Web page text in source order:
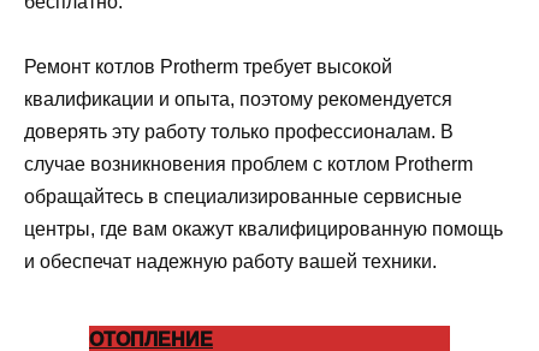
Ремонт котлов Protherm требует высокой
квалификации и опыта, поэтому рекомендуется
доверять эту работу только профессионалам. В
случае возникновения проблем с котлом Protherm
обращайтесь в специализированные сервисные
центры, где вам окажут квалифицированную помощь
и обеспечат надежную работу вашей техники.
ОТОПЛЕНИЕ